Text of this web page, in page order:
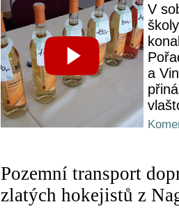
V
a
Pozemní transport
zlatých hokejistů z